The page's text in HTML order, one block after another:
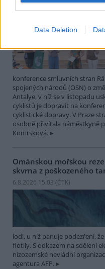
Data Deletion
konferenci o klimatu
konference smluvních stran
spojených národů (OSN) o
Antalye, v níž se v listopadu
cyklistů je dopravit na
cyklistické dopravy. V Praze
osobně přivítala náměstkyně
Komrsková.
Ománskou mořskou
skvrna z poškozeného
6.8.2026 15:03 (ČTK)
lodi, u níž panuje podezření,
flotily. S odkazem na sdělení
nizozemské nevládní
agentura AFP.